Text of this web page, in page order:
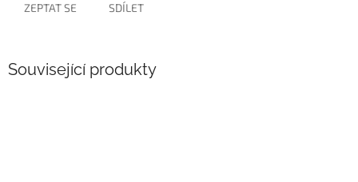
ZEPTAT SE SDÍLET
Související produkty